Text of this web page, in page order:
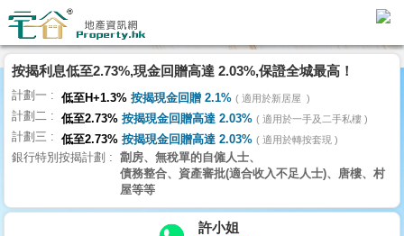
代
理
主
頁
搵
樓/
交
按揭利息低至2.73%,現金回贈高達 2.03%,保證全城最高！
計劃一 低至H+1.3% 按揭現金回贈 2.1% 適用於新居屋
計劃二 低至2.73% 按揭現金回贈高達 2.03% 適用於一手及二手私樓
計劃三 低至2.73% 按揭現金回贈高達 2.03% 適用於轉按套現
銀行特別按揭計劃
劏房、無稅單的自僱人士、
債務整合、資產審批(適合收入不足人士)、唐樓、村
屋等等
許小姐